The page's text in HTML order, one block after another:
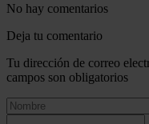
No hay comentarios
Deja tu comentario
Tu dirección de correo
campos son obligatorios